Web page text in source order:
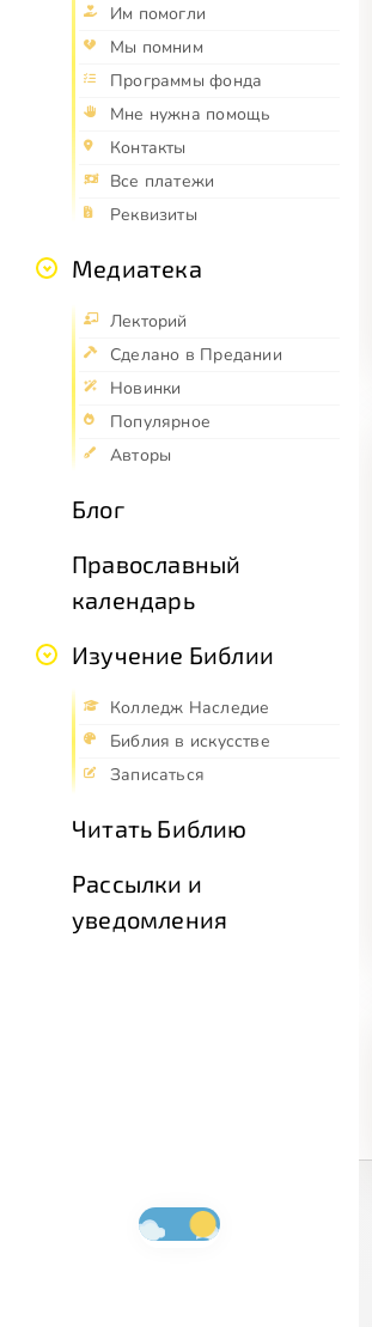
Им помогли
Мы помним
Программы фонда
Мне нужна помощь
Контакты
Все платежи
Реквизиты
Медиатека
Лекторий
Сделано в Предании
Новинки
Популярное
Авторы
Блог
Православный
календарь
Изучение Библии
Колледж Наследие
Библия в искусстве
Записаться
Читать Библию
Рассылки и
уведомления